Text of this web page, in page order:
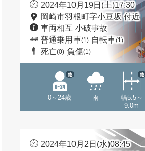
2024年10月19日(土)17:30
岡崎市羽根町字小豆坂 付近
車両相互 小破事故
普通乗用車(1) 自転車(1)
死亡(0) 負傷(1)
0～24歳
他
雨
幅5.5～
9.0m
他
2024年10月2日(水)08:45